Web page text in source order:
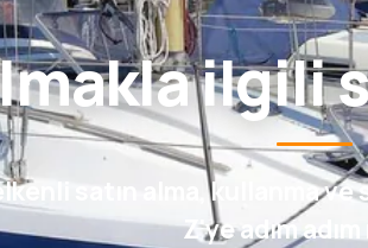
ilgili
satın alma, kullanma
Z'ye adım